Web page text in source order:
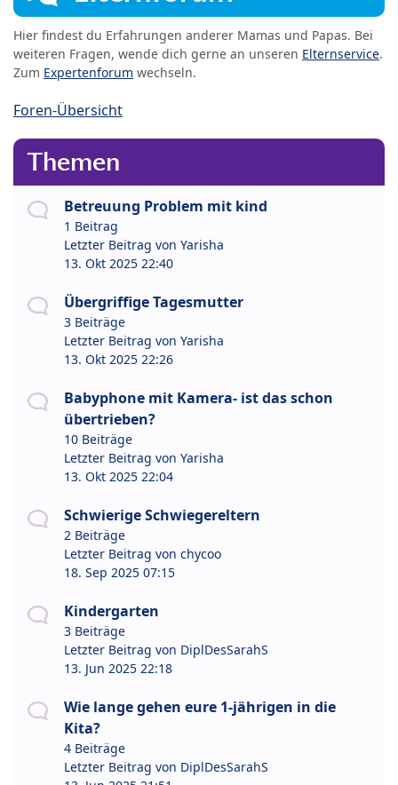
Hier findest du Erfahrungen anderer Mamas und Papas. Bei
weiteren Fragen, wende dich gerne an unseren Elternservice.
Zum Expertenforum wechseln.
Foren-Übersicht
Themen
Betreuung Problem mit kind
1 Beitrag
Letzter Beitrag von Yarisha
13. Okt 2025 22:40
Übergriffige Tagesmutter
3 Beiträge
Letzter Beitrag von Yarisha
13. Okt 2025 22:26
Babyphone mit Kamera- ist das schon
übertrieben?
10 Beiträge
Letzter Beitrag von Yarisha
13. Okt 2025 22:04
Schwierige Schwiegereltern
2 Beiträge
Letzter Beitrag von chycoo
18. Sep 2025 07:15
Kindergarten
3 Beiträge
Letzter Beitrag von DiplDesSarahS
13. Jun 2025 22:18
Wie lange gehen eure 1-jährigen in die
Kita?
4 Beiträge
Letzter Beitrag von DiplDesSarahS